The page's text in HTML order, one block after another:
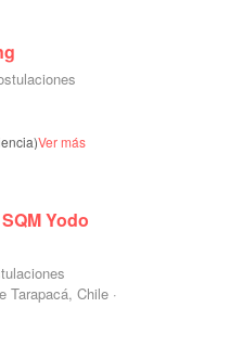
Ver más
Yodo
Tarapacá, Chile ·